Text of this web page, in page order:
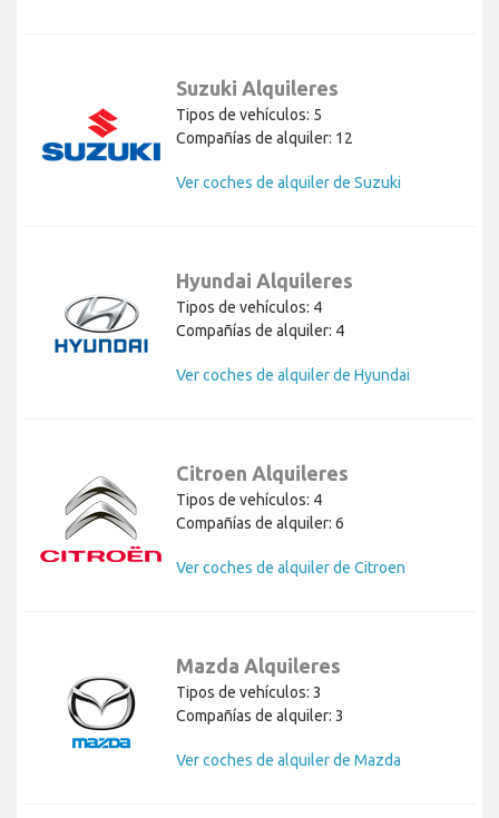
Suzuki Alquileres
Tipos de vehículos: 5
Compañías de alquiler: 12
Ver coches de alquiler de Suzuki
Hyundai Alquileres
Tipos de vehículos: 4
Compañías de alquiler: 4
Ver coches de alquiler de Hyundai
Citroen Alquileres
Tipos de vehículos: 4
Compañías de alquiler: 6
Ver coches de alquiler de Citroen
Mazda Alquileres
Tipos de vehículos: 3
Compañías de alquiler: 3
Ver coches de alquiler de Mazda